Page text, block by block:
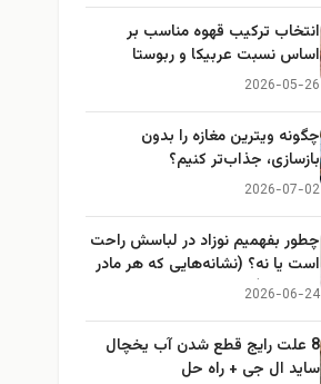
انتخاب ترکیب قهوه مناسب بر
اساس نسبت عربیکا و ربوستا
2026-05-26
چگونه ویترین مغازه را بدون
بازسازی، جذاب‌تر کنیم؟
2026-07-02
چطور بفهمیم نوزاد در لباسش راحت
است یا نه؟ (نشانه‌هایی که هر مادر
باید بداند)
2026-06-24
8 علت رایج قطع شدن آب یخچال
ساید ال جی + راه حل